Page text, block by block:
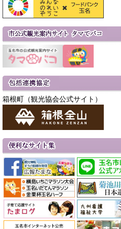
箱根町（観光協会公式サイト）